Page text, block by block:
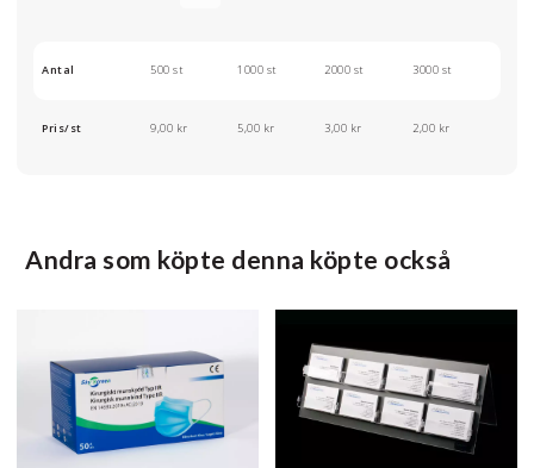
Antal 500 st 1000 st 2000 st 3000 st
Pris/st 9,00 kr 5,00 kr 3,00 kr 2,00 kr
Andra som köpte denna köpte också